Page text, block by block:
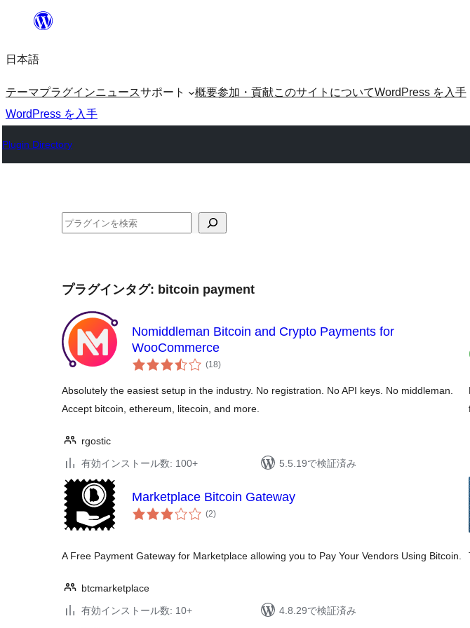
を
ッ
プ
日本語
テーマプラグインニュースサポート 概要参加・貢献このサイトについてWordPress を入手
WordPress を入手
Plugin Directory
検
プラグインタグ: bitcoin payment
Nomiddleman Bitcoin and Crypto Payments for
WooCommerce
(18個
の
価
)
Absolutely the easiest setup in the industry. No registration. No API keys. No middleman.
Accept bitcoin, ethereum, litecoin, and more.
rgostic
有効インストール数: 100+
5.5.19で検証済み
Marketplace Bitcoin Gateway
(2個
の)
A Free Payment Gateway for Marketplace allowing you to Pay Your Vendors Using Bitcoin.
btcmarketplace
有効インストール数: 10+
4.8.29で検証済み